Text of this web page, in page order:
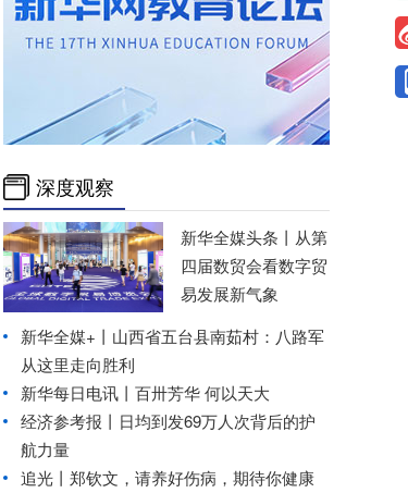
深度观察
新华全媒头条丨
从第
四届数贸会看数字贸
易发展新气象
新华全媒+丨 山西省五台县南茹村：八路军
从这里走向胜利
新华每日电讯丨 百卅芳华 何以天大
经济参考报丨
日均到发69万人次背后的护
航力量
追光丨 郑钦文，请养好伤病，期待你健康